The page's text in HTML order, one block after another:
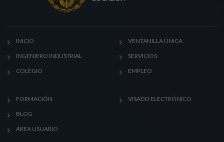
INICIO
INGENIERO INDUSTRIAL
COLEGIO
VENTANILLA ÚNICA
SERVICIOS
EMPLEO
FORMACIÓN
BLOG
ÁREA USUARIO
VISADO ELECTRÓNICO